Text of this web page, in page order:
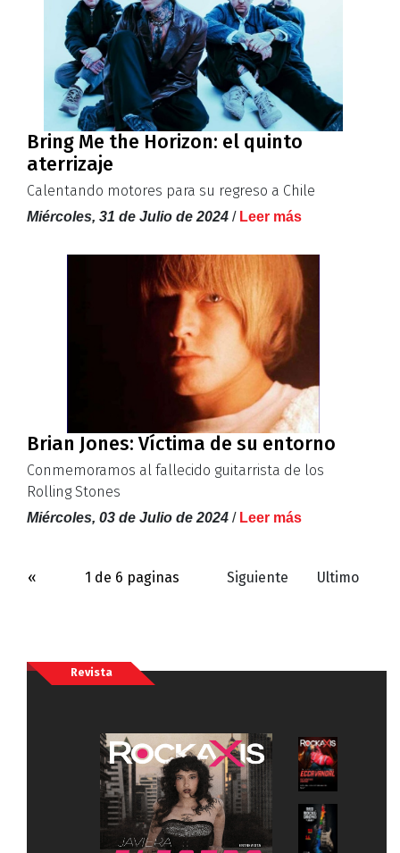
Bring Me the Horizon: el quinto
aterrizaje
Calentando motores para su regreso a Chile
Miércoles, 31 de Julio de 2024 / Leer más
Brian Jones: Víctima de su entorno
Conmemoramos al fallecido guitarrista de los
Rolling Stones
Miércoles, 03 de Julio de 2024 / Leer más
« 1 de 6 paginas Siguiente Ultimo
Revista